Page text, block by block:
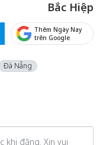
Bắc Hiệp
Thêm Ngày Nay
trên Google
Đà Nẵng